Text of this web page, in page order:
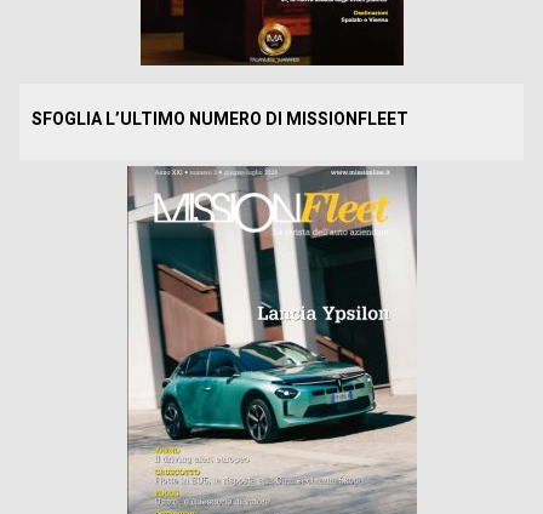
SFOGLIA L’ULTIMO NUMERO DI MISSIONFLEET